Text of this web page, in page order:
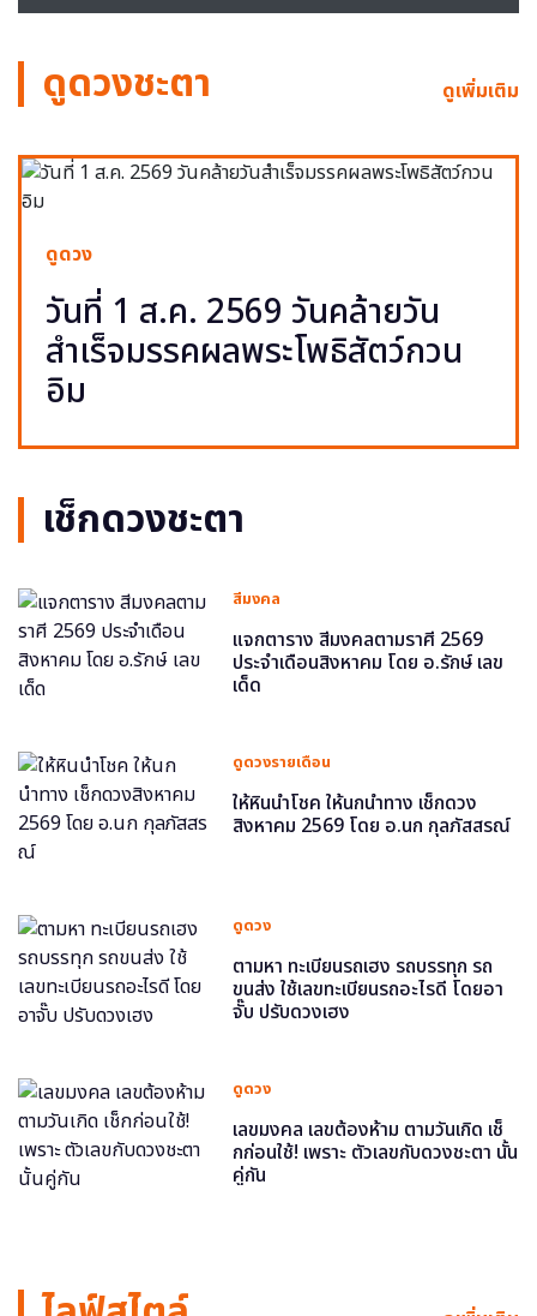
ดูดวงชะตา ดูเพิ่มเติม
ดูดวง
วันที่ 1 ส.ค. 2569 วันคล้ายวัน
สำเร็จมรรคผลพระโพธิสัตว์กวน
อิม
เช็กดวงชะตา
สีมงคล
แจกตาราง สีมงคลตามราศี 2569
ประจำเดือนสิงหาคม โดย อ.รักษ์ เลข
เด็ด
ดูดวงรายเดือน
ให้หินนำโชค ให้นกนำทาง เช็กดวง
สิงหาคม 2569 โดย อ.นก กุลภัสสรณ์
ดูดวง
ตามหา ทะเบียนรถเฮง รถบรรทุก รถ
ขนส่ง ใช้เลขทะเบียนรถอะไรดี โดยอา
จั๊บ ปรับดวงเฮง
ดูดวง
เลขมงคล เลขต้องห้าม ตามวันเกิด เช็
กก่อนใช้! เพราะ ตัวเลขกับดวงชะตา นั้น
คู่กัน